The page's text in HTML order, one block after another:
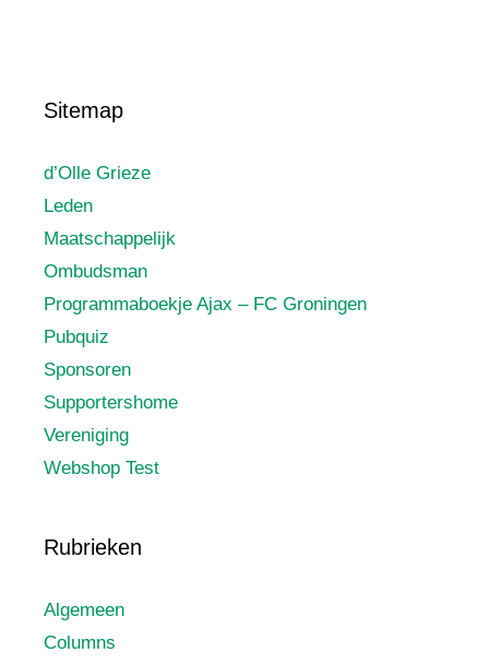
Sitemap
d’Olle Grieze
Leden
Maatschappelijk
Ombudsman
Programmaboekje Ajax – FC Groningen
Pubquiz
Sponsoren
Supportershome
Vereniging
Webshop Test
Rubrieken
Algemeen
Columns